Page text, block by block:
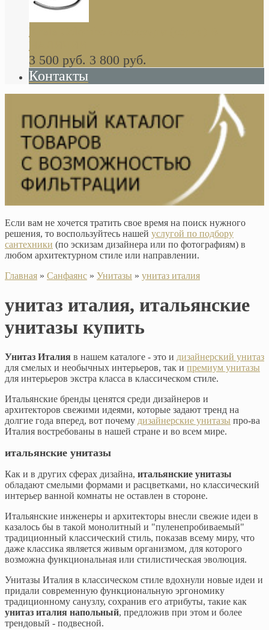
Khala Colombo аксессуары (серия) В
НАЛИЧИИ
3 500 руб. 3 800 руб.
Контакты
Если вам не хочется тратить свое время на поиск нужного
решения, то воспользуйтесь нашей услугой по подбору
сантехники (по эскизам дизайнера или по фотографиям) в
любом архитектурном стиле или направлении.
Главная » Санфаянс » Унитазы » унитаз италия
унитаз италия, итальянские
унитазы купить
Унитаз Италия в нашем каталоге - это и дизайнерский унитаз
для смелых и необычных интерьеров, так и премиум унитазы
для интерьеров экстра класса в классическом стиле.
Итальянские бренды ценятся среди дизайнеров и
архитекторов свежими идеями, которые задают тренд на
долгие года вперед, вот почему дизайнерские унитазы про-ва
Италия востребованы в нашей стране и во всем мире.
итальянские унитазы
Как и в других сферах дизайна, итальянские унитазы
обладают смелыми формами и расцветками, но классический
интерьер ванной комнаты не оставлен в стороне.
Итальянские инженеры и архитекторы внесли свежие идеи в
казалось бы в такой монолитный и "пуленепробиваемый"
традиционный классический стиль, показав всему миру, что
даже классика является живым организмом, для которого
возможна функциональная или стилистическая эволюция.
Унитазы Италия в классическом стиле вдохнули новые идеи и
придали современную функциональную эргономику
традиционному санузлу, сохранив его атрибуты, такие как
унитаз италия напольный, предложив при этом и более
трендовый - подвесной.